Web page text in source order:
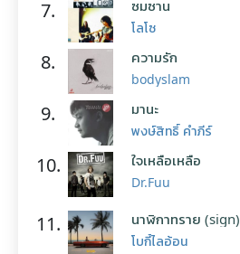
7. ซมซาน
โลโซ
8. ความรัก
bodyslam
9. มานะ
พงษ์สิทธิ์ คำภีร์
10. ใจเหลือเหลือ
Dr.Fuu
11. นาฬิกาทราย (sign)
โบกี้ไลอ้อน